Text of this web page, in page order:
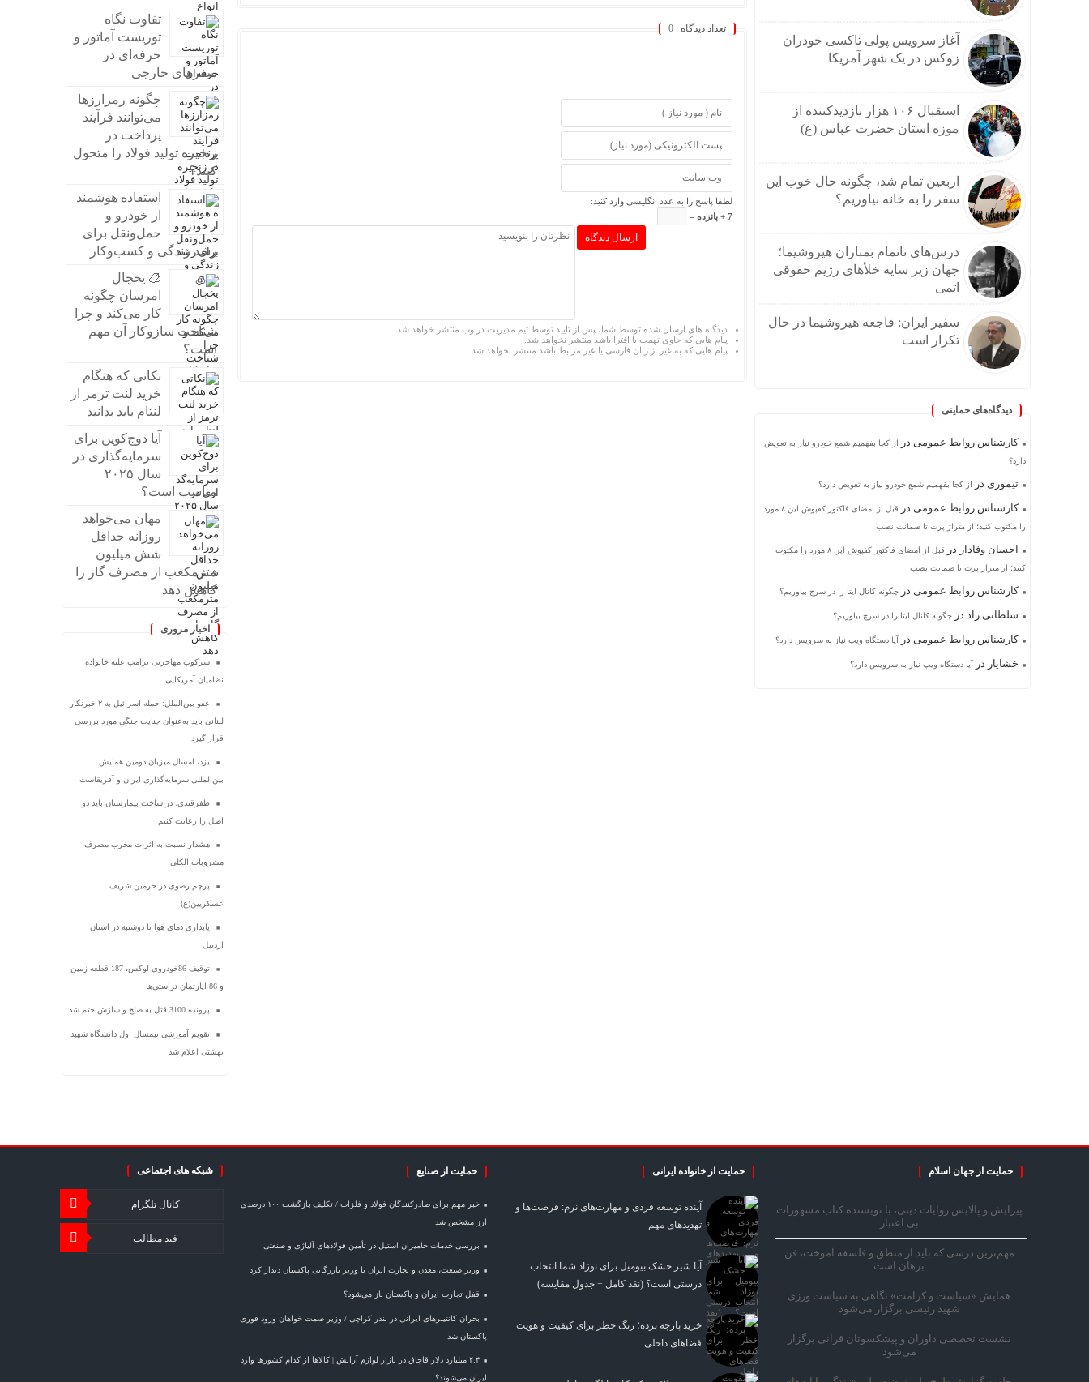
آغاز سرویس پولی تاکسی خودران
زوکس در یک شهر آمریکا
استقبال ۱۰۶ هزار بازدیدکننده از
موزه استان حضرت عباس (ع)
اربعین تمام شد، چگونه حال خوب این
سفر را به خانه بیاوریم؟
درس‌های ناتمام بمباران هیروشیما؛
جهان زیر سایه خلأ‌های رژیم حقوقی
اتمی
سفیر ایران: فاجعه هیروشیما در حال
تکرار است
دیدگاه‌های حمایتی
کارشناس روابط عمومی در
از کجا بفهمیم شمع خودرو نیاز به تعویض
دارد؟
تیموری در از کجا بفهمیم شمع خودرو نیاز به تعویض دارد؟
کارشناس روابط عمومی در
قبل از امضای فاکتور کفپوش این ۸ مورد
را مکتوب کنید؛ از متراژ پرت تا ضمانت نصب
احسان وفادار در
قبل از امضای فاکتور کفپوش این ۸ مورد را مکتوب
کنید؛ از متراژ پرت تا ضمانت نصب
کارشناس روابط عمومی در چگونه کانال ایتا را در سرچ بیاوریم؟
سلطانی راد در چگونه کانال ایتا را در سرچ بیاوریم؟
کارشناس روابط عمومی در آیا دستگاه ویپ نیاز به سرویس دارد؟
خشایار در آیا دستگاه ویپ نیاز به سرویس دارد؟
تعداد دیدگاه : 0
لطفا پاسخ را به عدد انگلیسی وارد کنید:
7 + پانزده =
دیدگاه های ارسال شده توسط شما، پس از تایید توسط تیم مدیریت در وب منتشر خواهد شد.
پیام هایی که حاوی تهمت یا افترا باشد منتشر نخواهد شد.
پیام هایی که به غیر از زبان فارسی یا غیر مرتبط باشد منتشر نخواهد شد.
تفاوت نگاه
توریست آماتور و
حرفه‌ای در
سفرهای خارجی
چگونه رمزارزها
می‌توانند فرآیند
پرداخت در
زنجیره تولید فولاد را متحول
کنند؟
استفاده هوشمند
از خودرو و
حمل‌ونقل برای
رشد زندگی و کسب‌وکار
🧊 یخچال
امرسان چگونه
کار می‌کند و چرا
شناخت سازوکار آن مهم
است؟
نکاتی که هنگام
خرید لنت ترمز از
لنتام باید بدانید
آیا دوج‌کوین برای
سرمایه‌گذاری در
سال ۲۰۲۵
مناسب است؟
مهان می‌خواهد
روزانه حداقل
شش میلیون
مترمکعب از مصرف گاز را
کاهش دهد
اخبار مروری
سرکوب مهاجرتی ترامپ علیه خانواده
نظامیان آمریکایی
عفو بین‌الملل: حمله اسرائیل به ۲ خبرنگار
لبنانی باید به‌عنوان جنایت جنگی مورد بررسی
قرار گیرد
یزد، امسال میزبان دومین همایش
بین‌المللی سرمایه‌گذاری ایران و آفریقاست
ظفرقندی: در ساخت بیمارستان باید دو
اصل را رعایت کنیم
هشدار نسبت به اثرات مخرب مصرف
مشروبات الکلی
پرچم رضوی در حرمین شریف
عسکریین(ع)
پایداری دمای هوا تا دوشنبه در استان
اردبیل
توقیف 86خودروی لوکس، 187 قطعه زمین
و 86 آپارتمان تراستی‌ها
پرونده 3100 قتل به صلح و سازش ختم شد
تقویم آموزشی نیمسال اول دانشگاه شهید
بهشتی اعلام شد
حمایت از جهان اسلام
پیرایش و پالایش روایات دینی، با نویسنده کتاب مشهورات
بی اعتبار
مهم‌ترین درسی که باید از منطق و فلسفه آموخت، فن
برهان است
همایش «سیاست و کرامت» نگاهی به سیاست ورزی
شهید رئیسی برگزار می‌شود
نشست تخصصی داوران و پیشکسوتان قرآنی برگزار
می‌شود
حمایت از خانواده ایرانی
آینده توسعه فردی و مهارت‌های نرم: فرصت‌ها و
تهدیدهای مهم
آیا شیر خشک بیومیل برای نوزاد شما انتخاب
درستی است؟ (نقد کامل + جدول مقایسه)
خرید پارچه پرده؛ زنگ خطر برای کیفیت و هویت
فضاهای داخلی
حمایت از صنایع
خبر مهم برای صادرکنندگان فولاد و فلزات / تکلیف بازگشت ۱۰۰ درصدی
ارز مشخص شد
بررسی خدمات حامیران استیل در تأمین فولادهای آلیاژی و صنعتی
وزیر صنعت، معدن و تجارت ایران با وزیر بازرگانی پاکستان دیدار کرد
قفل تجارت ایران و پاکستان باز می‌شود؟
بحران کانتینر‌های ایرانی در بندر کراچی / وزیر صمت خواهان ورود فوری
پاکستان شد
۲.۴ میلیارد دلار قاچاق در بازار لوازم آرایش | کالاها از کدام کشورها وارد
ایران می‌شوند؟
شبکه های اجتماعی
کانال تلگرام
فید مطالب